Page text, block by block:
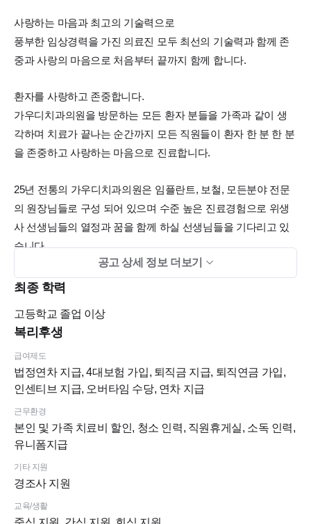
사랑하는 마음과 최고의 기술력으로
풍부한 임상경력을 가진 의료진 모두 최선의 기술력과 함께 존
중과 사랑의 마음으로 처음부터 끝까지 함께 합니다.
환자를 사랑하고 존중합니다.
가우디치과의원을 방문하는 모든 환자 분들을 가족과 같이 생
각하며 치료가 끝나는 순간까지 모든 직원들이 환자 한 분 한 분
을 존중하고 사랑하는 마음으로 진료합니다.
25년 전통의 가우디치과의원은 임플란트, 보철, 모든분야 전문
의 원장님들로 구성 되어 있으며 수준 높은 진료경험으로 위생
사 선생님들의 열정과 꿈을 함께 하실 선생님들을 기다리고 있
습니다.
자신의 역량과 꿈도 키울수 있는 직장, 다함께 의지하고 즐거운
팀웍을 통해 업무 성취감을 가질 저희 치과와 함께 할 열정 가득
체계적인 운영시스템, 화합하는 조직문화, 직원이 재산인 병원!
진료 경험과 개인의 능력을 높일수 있도록 다양한 교육을 통해
발전하는 병원!
전체 임플란트, 임플란트 보철, 임플란트 틀니 ,심미보철 등등
다양한 분야에서 배우고 발전할 수 있는 병원 입니다.
본인의 직업에 대한 열정과 자부심이 있고, 자기 계발에 관심이
있으신 선생님,
빠르게 변화하는 치과계에 발 맞추어 나갈수 있는 안목을 가지
신 선생님 환영합니다. ^^
공고 상세 정보 더보기
최종 학력
고등학교 졸업 이상
복리후생
급여제도
법정연차 지급, 4대보험 가입, 퇴직금 지급, 퇴직연금 가입,
인센티브 지급, 오버타임 수당, 연차 지급
근무환경
본인 및 가족 치료비 할인, 청소 인력, 직원휴게실, 소독 인력,
유니폼지급
기타 지원
경조사 지원
교육/생활